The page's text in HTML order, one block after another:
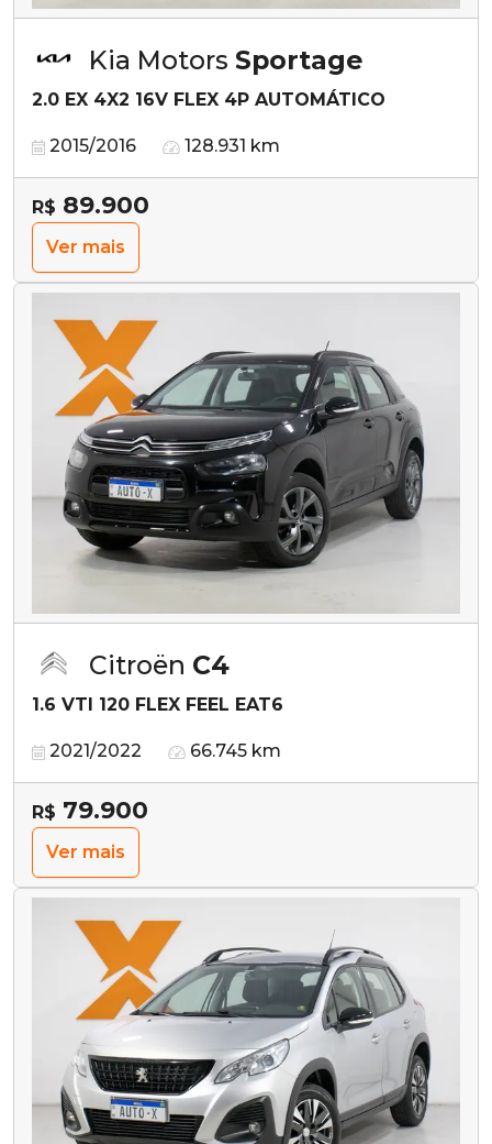
Kia Motors Sportage
2.0 EX 4X2 16V FLEX 4P AUTOMÁTICO
2015/2016 128.931 km
R$ 89.900
Ver mais
Citroën C4
1.6 VTI 120 FLEX FEEL EAT6
2021/2022 66.745 km
R$ 79.900
Ver mais